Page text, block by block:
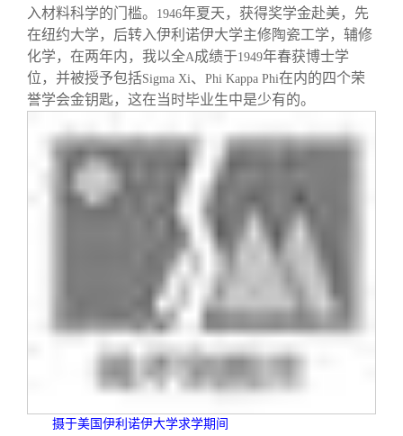
终身学习
信息化服务
三创大赛
实用信息
校友总会
总会简介
会长致辞
总会章程
制度法规
联系我们
关闭
入材料科学的门槛。
1946年夏天，获得奖学金赴美，先
在纽约大学，后转入伊利诺伊大学主修陶瓷工学，辅修
化学，在两年内，我以全A成绩于1949年春获博士学
位，并被授予包括Sigma Xi、 Phi Kappa Phi在内的四个荣
誉学会金钥匙，这在当时毕业生中是少有的。
摄于美国伊利诺伊大学求学期间